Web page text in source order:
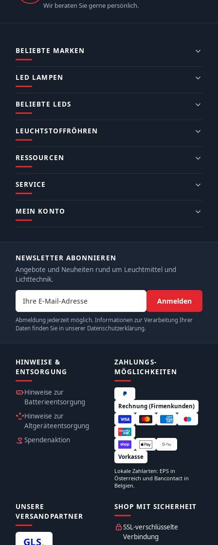
Wir beraten Sie gerne persönlich.
BELIEBTE MARKEN
LED LAMPEN
BELIEBTE LEDS
LEUCHTSTOFFRÖHREN
RESSOURCEN
SERVICE
MEIN KONTO
NEWSLETTER ABONNIEREN
Angebote und Neuheiten rund um Leuchtmittel und
Lichttechnik.
E-Mail-Adresse
Anmelden
Abmeldung jederzeit möglich. Informationen zur Verarbeitung Ihrer
Daten finden Sie in unserer Datenschutzerklärung.
HINWEISE &
ENTSORGUNG
Hinweise zur
Batterieentsorgung
Hinweise zur
Altgeräteentsorgung
Spendenaktion
ZAHLUNGS­
MÖGLICHKEITEN
Rechnung (Firmenkunden)
Vorkasse
Lokale Zahlarten: EPS in
Österreich und Bancontact in
Belgien.
UNSERE
VERSANDPARTNER
GLS.
SHOP MIT SICHERHEIT
SSL-verschlüsselte
Verbindung